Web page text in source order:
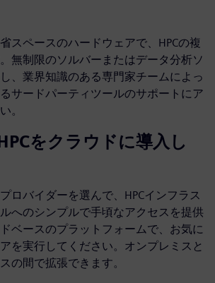
スペースのハードウェアで、HPCの複
無制限のソルバーまたはデータ分析ソ
、業界知識のある専門家チームによっ
サードパーティツールのサポートにア
。
をクラウドに導入し
ロバイダーを選んで、HPCインフラス
へのシンプルで手頃なアクセスを提供
ベースのプラットフォームで、お気に
を実行してください。オンプレミスと
の間で拡張できます。